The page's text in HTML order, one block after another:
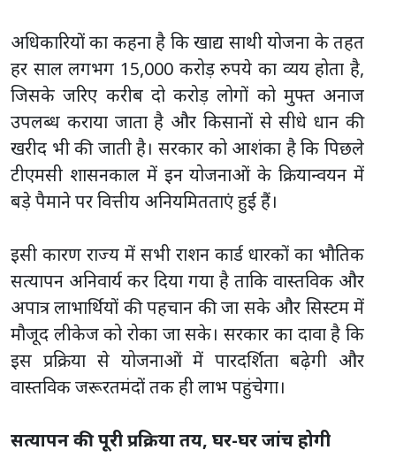
अधिकारियों का कहना है कि खाद्य साथी योजना के तहत
हर साल लगभग 15,000 करोड़ रुपये का व्यय होता है,
जिसके जरिए करीब दो करोड़ लोगों को मुफ्त अनाज
उपलब्ध कराया जाता है और किसानों से सीधे धान की
खरीद भी की जाती है। सरकार को आशंका है कि पिछले
टीएमसी शासनकाल में इन योजनाओं के क्रियान्वयन में
बड़े पैमाने पर वित्तीय अनियमितताएं हुई हैं।
इसी कारण राज्य में सभी राशन कार्ड धारकों का भौतिक
सत्यापन अनिवार्य कर दिया गया है ताकि वास्तविक और
अपात्र लाभार्थियों की पहचान की जा सके और सिस्टम में
मौजूद लीकेज को रोका जा सके। सरकार का दावा है कि
इस प्रक्रिया से योजनाओं में पारदर्शिता बढ़ेगी और
वास्तविक जरूरतमंदों तक ही लाभ पहुंचेगा।
सत्यापन की पूरी प्रक्रिया तय, घर-घर जांच होगी